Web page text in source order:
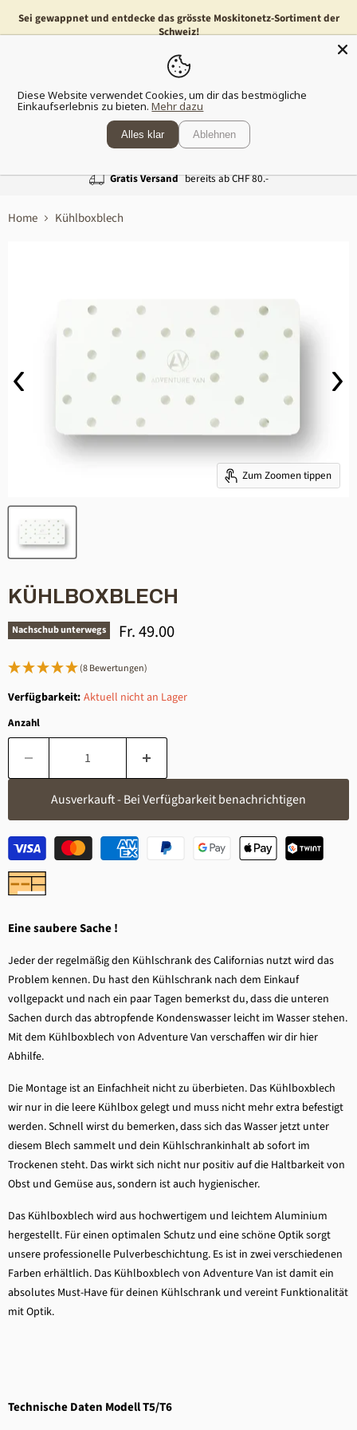
Sei gewappnet und entdecke das grösste Moskitonetz-Sortiment der
Schweiz!
Menü
Gratis Versand bereits ab CHF 80.-
Home Kühlboxblech
Zum Zoomen tippen
KÜHLBOXBLECH
Nachschub unterwegs Aktueller Preis
Fr. 49.00
(8 Bewertungen)
Verfügbarkeit: Aktuell nicht an Lager
Anzahl
Ausverkauft - Bei Verfügbarkeit benachrichtigen
Eine saubere Sache !
Jeder der regelmäßig den Kühlschrank des Californias nutzt wird das
Problem kennen. Du hast den Kühlschrank nach dem Einkauf
vollgepackt und nach ein paar Tagen bemerkst du, dass die unteren
Sachen durch das abtropfende Kondenswasser leicht im Wasser stehen.
Mit dem Kühlboxblech von Adventure Van verschaffen wir dir hier
Abhilfe.
Die Montage ist an Einfachheit nicht zu überbieten. Das Kühlboxblech
wir nur in die leere Kühlbox gelegt und muss nicht mehr extra befestigt
werden. Schnell wirst du bemerken, dass sich das Wasser jetzt unter
diesem Blech sammelt und dein Kühlschrankinhalt ab sofort im
Trockenen steht. Das wirkt sich nicht nur positiv auf die Haltbarkeit von
Obst und Gemüse aus, sondern ist auch hygienischer.
Das Kühlboxblech wird aus hochwertigem und leichtem Aluminium
hergestellt. Für einen optimalen Schutz und eine schöne Optik sorgt
unsere professionelle Pulverbeschichtung. Es ist in zwei verschiedenen
Farben erhältlich. Das Kühlboxblech von Adventure Van ist damit ein
absolutes Must-Have für deinen Kühlschrank und vereint Funktionalität
mit Optik.
Technische Daten Modell T5/T6
Diese Website verwendet Cookies, um dir das bestmögliche
Einkaufserlebnis zu bieten. Mehr dazu
Alles klar Ablehnen